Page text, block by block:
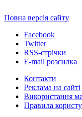
Повна версія сайту
Facebook
Twitter
RSS-стрічки
E-mail розсилка
Контакти
Реклама на сайті
Використання
Правила